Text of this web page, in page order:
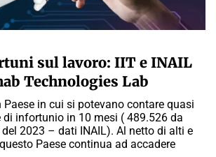
sul lavoro: IIT e INAIL
Technologies Lab
Paese in cui si potevano contare quasi
di infortunio in 10 mesi ( 489.526 da
2023 – dati INAIL). Al netto di alti e
Paese continua ad accadere